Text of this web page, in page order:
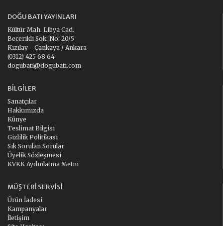
DOĞU BATI YAYINLARI
Kültür Mah. Libya Cad.
Becerikli Sok. No: 20/5
Kızılay - Çankaya / Ankara
(0312) 425 68 64
dogubati@dogubati.com
BILGILER
Sanatçılar
Hakkımızda
Künye
Teslimat Bilgisi
Gizlilik Politikası
Sık Sorulan Sorular
Üyelik Sözleşmesi
KVKK Aydınlatma Metni
MÜŞTERI SERVISI
Ürün İadesi
Kampanyalar
İletişim